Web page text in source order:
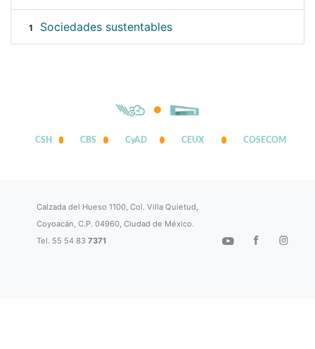
1 Sociedades sustentables
CSH CBS CyAD CEUX COSECOM
Calzada del Hueso 1100, Col. Villa Quietud,
Coyoacán, C.P. 04960, Ciudad de México.
Tel. 55 54 837371